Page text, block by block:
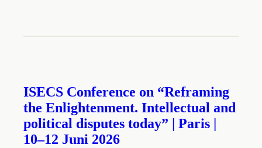
ISECS Conference on “Reframing
the Enlightenment. Intellectual and
political disputes today” | Paris |
10–12 Juni 2026